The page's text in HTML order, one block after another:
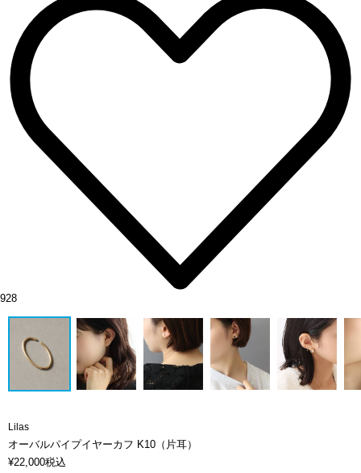
928
Lilas
オーバルパイプイヤーカフ K10（片耳）
¥22,000税込